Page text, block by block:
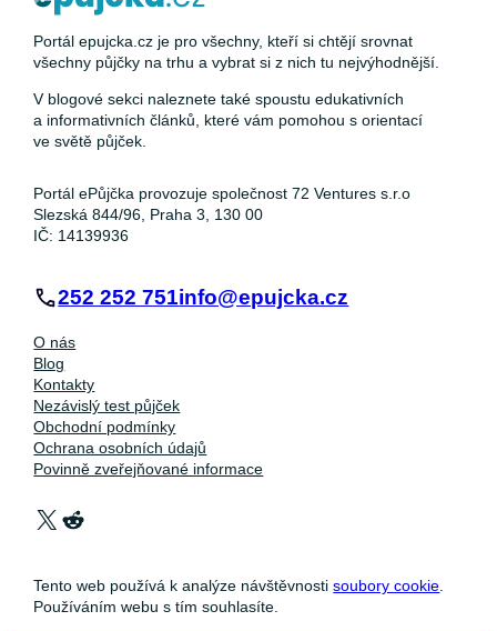
Portál epujcka.cz je pro všechny, kteří si chtějí srovnat
všechny půjčky na trhu a vybrat si z nich tu nejvýhodnější.
V blogové sekci naleznete také spoustu edukativních
a informativních článků, které vám pomohou s orientací
ve světě půjček.
Portál ePůjčka provozuje společnost 72 Ventures s.r.o
Slezská 844/96, Praha 3, 130 00
IČ: 14139936
252 252 751info@epujcka.cz
O nás
Blog
Kontakty
Nezávislý test půjček
Obchodní podmínky
Ochrana osobních údajů
Povinně zveřejňované informace
X Reddit
Tento web používá k analýze návštěvnostisoubory cookie.
Používáním webu s tím souhlasíte.